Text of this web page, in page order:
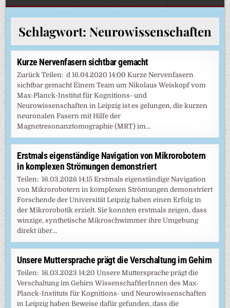
Schlagwort: Neurowissenschaften
Kurze Nervenfasern sichtbar gemacht
Zurück Teilen: d 16.04.2020 14:00 Kurze Nervenfasern
sichtbar gemacht Einem Team um Nikolaus Weiskopf vom
Max-Planck-Institut für Kognitions- und
Neurowissenschaften in Leipzig ist es gelungen, die kurzen
neuronalen Fasern mit Hilfe der
Magnetresonanztomographie (MRT) im…
Erstmals eigenständige Navigation von Mikrorobotern
in komplexen Strömungen demonstriert
Teilen: 16.03.2026 14:15 Erstmals eigenständige Navigation
von Mikrorobotern in komplexen Strömungen demonstriert
Forschende der Universität Leipzig haben einen Erfolg in
der Mikrorobotik erzielt. Sie konnten erstmals zeigen, dass
winzige, synthetische Mikroschwimmer ihre Umgebung
direkt über…
Unsere Muttersprache prägt die Verschaltung im Gehirn
Teilen: 16.03.2023 14:20 Unsere Muttersprache prägt die
Verschaltung im Gehirn WissenschaftlerInnen des Max-
Planck-Instituts für Kognitions- und Neurowissenschaften
in Leipzig haben Beweise dafür gefunden, dass die